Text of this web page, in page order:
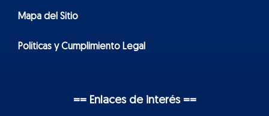
Mapa del Sitio
Políticas y Cumplimiento Legal
== Enlaces de interés ==